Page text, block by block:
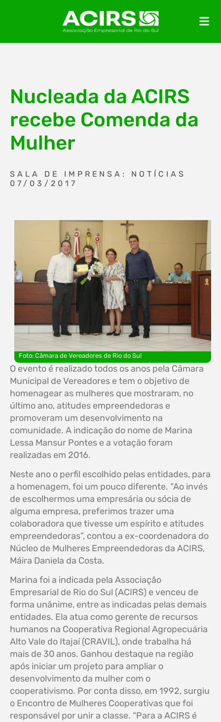
Nucleada da ACIRS
recebe Comenda da
Mulher
SALA DE IMPRENSA: NOTÍCIAS
07/03/2017
Foto: Câmara de Vereadores de Rio do Sul
O evento é realizado todos os anos pela Câmara
Municipal de Vereadores e tem o objetivo de
homenagear as mulheres que mostraram, no
último ano, atitudes empreendedoras e
promoveram um desenvolvimento na
comunidade. A indicação do nome de Marina
Lessa Mansur Pontes e a votação foram
realizadas em 2016.
Neste ano o perfil escolhido pelas entidades, para
a homenagem, foi um pouco diferente. “Ao invés
de escolhermos uma empresária ou sócia de
alguma empresa, preferimos trazer uma
colaboradora que tivesse um espírito e atitudes
empreendedoras”, contou a ex-coordenadora do
Núcleo de Mulheres Empreendedoras da ACIRS,
Máira Daniela da Costa.
Marina foi a indicada pela Associação
Empresarial de Rio do Sul (ACIRS) e venceu de
forma unânime, entre as indicadas pelas demais
entidades. Ela atua como gerente de recursos
humanos na Cooperativa Regional Agropecuária
Alto Vale do Itajaí (CRAVIL), onde trabalha há
mais de 30 anos. Ganhou destaque na região
após iniciar um projeto para ampliar o
desenvolvimento da mulher com o
cooperativismo. Por conta disso, em 1992, surgiu
o Encontro de Mulheres Cooperativas que foi
responsável por unir a classe. “Para a ACIRS é